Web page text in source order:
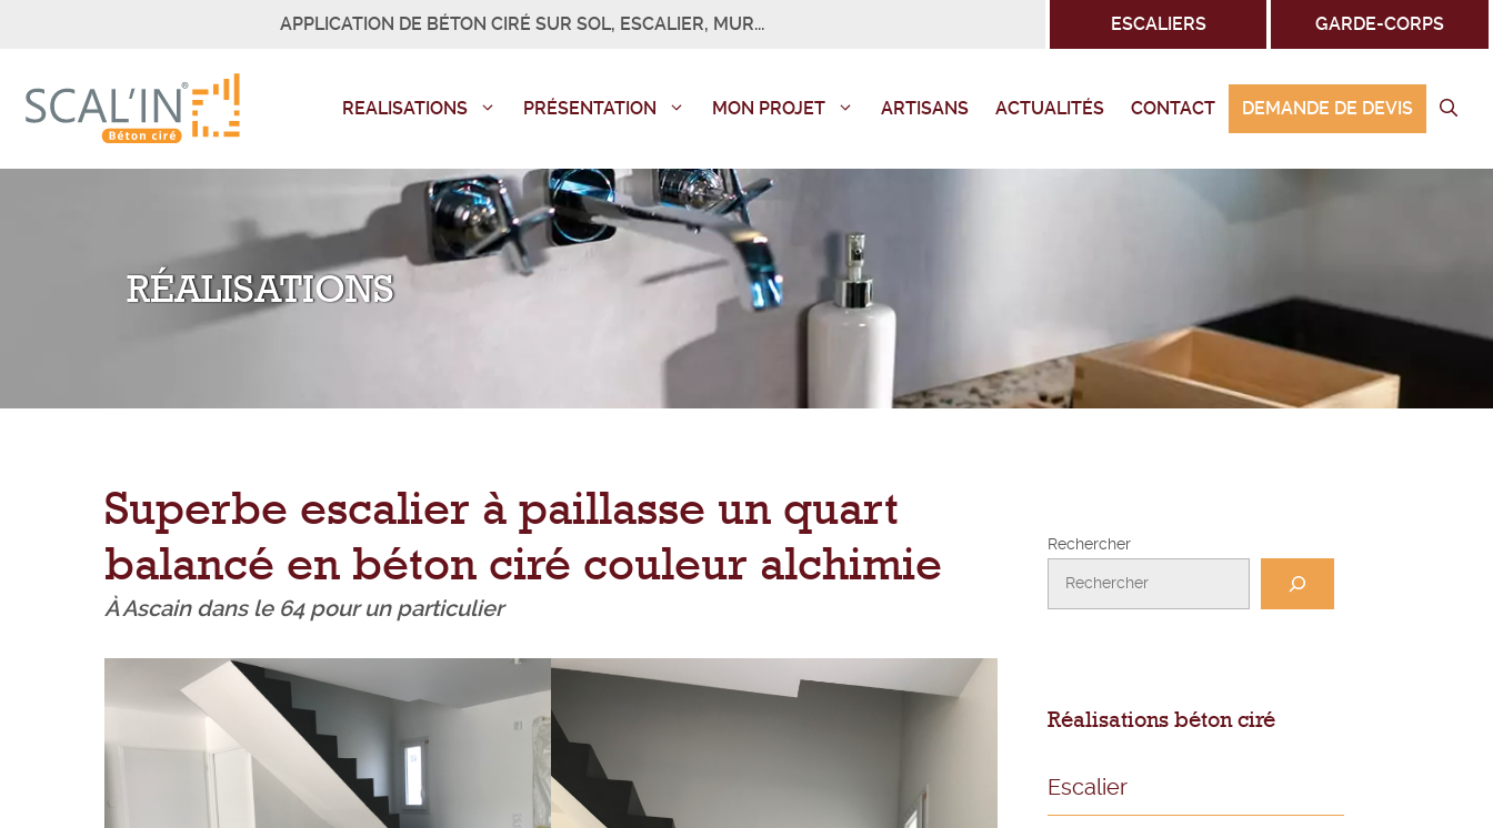
contenu
APPLICATION DE BÉTON CIRÉ SUR SOL, ESCALIER, MUR... ESCALIERS GARDE-CORPS
REALISATIONS PRÉSENTATION MON PROJET ARTISANS ACTUALITÉS CONTACT DEMANDE DE DEVIS
RÉALISATIONS
Superbe escalier à paillasse un quart
balancé en béton ciré couleur alchimie
À Ascain dans le 64 pour un particulier
Rechercher
Réalisations béton ciré
Escalier